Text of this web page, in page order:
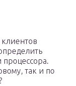
процессора.
так и по